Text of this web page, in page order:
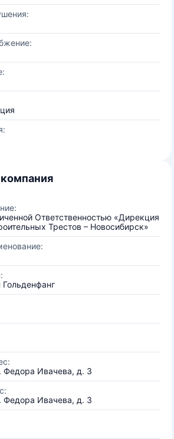
Ответственностью «Дирекция
Трестов – Новосибирск»
Федора Ивачева, д. 3
Федора Ивачева, д. 3